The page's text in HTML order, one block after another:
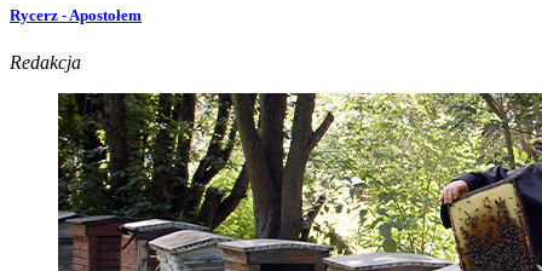
Rycerz - Apostołem
Redakcja